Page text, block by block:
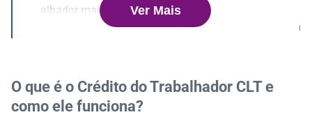
alhador mais seguro?
Como o crédito consignado ajuda no bem-estar finan
T como benefício?
Crédito consignado com SalaryFits: como é a nossa
solução?
Ver Mais
O que é o Crédito do Trabalhador CLT e
como ele funciona?